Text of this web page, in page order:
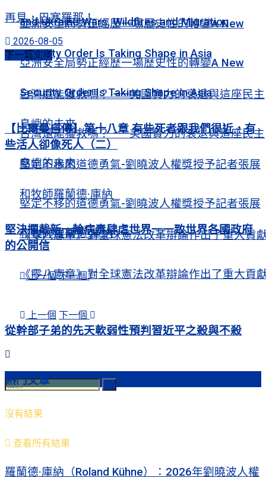
亞洲安全局勢正經歷一場歷史性的轉變A New
Security Order Is Taking Shape in Asia
台灣還能獲救嗎？ ——美國實力的衰退與這座民主
島嶼的未來
堅定不移的道德勇氣-劉曉波人權獎授予記者張展
和牧師羅蘭德·庫納
《零八憲章》對全球憲法改革辯論作出了重大貢
上一個 下一個
and Ukraine Wars, Wildfires and Migration
亞洲安全局勢正經歷一場歷史性的轉變A New
Security Order Is Taking Shape in Asia
台灣還能獲救嗎？ ——美國實力的衰退與這座民主
島嶼的未來
堅定不移的道德勇氣-劉曉波人權獎授予記者張展
和牧師羅蘭德·庫納
《零八憲章》對全球憲法改革辯論作出了重大貢
上一個 下一個
沒有結果
查看所有結果
再見，巴塞羅那！
2026-08-05
下一篇文章
【比爾曼自傳】第十八章 有些死者跟我們很近，有
些活人卻像死人（二）
堅決攔截新一輪病毒肆虐世界一一致世界各國政府
的公開信
從幹部子弟的先天軟弱性預判習近平之殺與不殺
熱門文章
羅蘭德·庫納（Roland Kühne）：2026年劉曉波人權